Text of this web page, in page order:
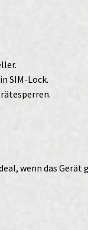
SIM-Lock.
wenn das Gerät